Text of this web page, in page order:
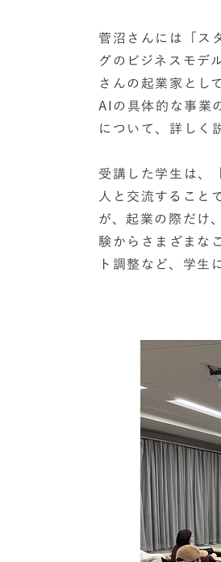
菅沼さんには「ス
グのビジネスモデ
さんの起業家とし
AIの具体的な事業
について、詳しく
受講した学生は、
人と交流すること
が、起業の際だけ
験からさまざまな
ト調整など、学生